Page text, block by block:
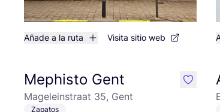
Añade a la ruta Visita sitio web
Mephisto Gent
Mageleinstraat 35, Gent
Zapatos
like